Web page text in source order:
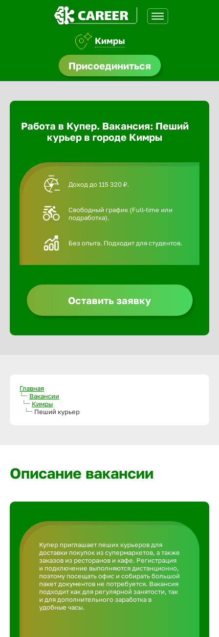
Кимры
Присоединиться
Абакан
Анадырь
Ачинск
Работа в Купер. Вакансия: Пеший
курьер в городе Кимры
Доход до 115 320 ₽.
Свободный график (Full-time или
подработка).
Без опыта. Подходит для студентов.
Оставить заявку
Главная
Вакансии
Кимры
Пеший курьер
Описание вакансии
Купер приглашает пеших курьеров для
доставки покупок из супермаркетов, а также
заказов из ресторанов и кафе. Регистрация
и подключение выполняются дистанционно,
поэтому посещать офис и собирать большой
пакет документов не потребуется. Вакансия
подходит как для регулярной занятости, так
и для дополнительного заработка в
удобные часы.